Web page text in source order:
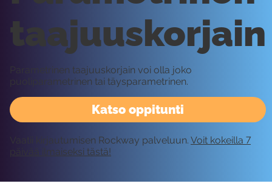
Katso oppitunti
taajuuskorjain
Parametrinen taajuuskorjain voi olla joko
puoliparametrinen tai täysparametrinen.
Vaatii kirjautumisen Rockway palveluun. Voit kokeilla 7
päivää ilmaiseksi tästä!